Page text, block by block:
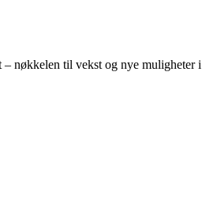
– nøkkelen til vekst og nye muligheter i